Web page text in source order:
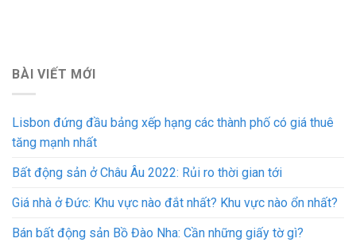
BÀI VIẾT MỚI
Lisbon đứng đầu bảng xếp hạng các thành phố có giá thuê
tăng mạnh nhất
Bất động sản ở Châu Âu 2022: Rủi ro thời gian tới
Giá nhà ở Đức: Khu vực nào đắt nhất? Khu vực nào ổn nhất?
Bán bất động sản Bồ Đào Nha: Cần những giấy tờ gì?